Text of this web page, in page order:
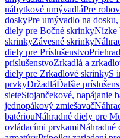
nábytkové umývadláPre
doskyPre umývadlo na
diely pre Bočné skrinkyNízke
skrinkyZávesné skrinky
diely pre Príslušenstvo
príslušenstvoZrkadlá a
diely pre Zrkadlové skrinkyS
prvkyDržadláĎalšie
sieteStojančekové, napájanie
jednopákový zmiešavač
batériouNáhradné diely pre
ovládacími prvkamiNáhradné